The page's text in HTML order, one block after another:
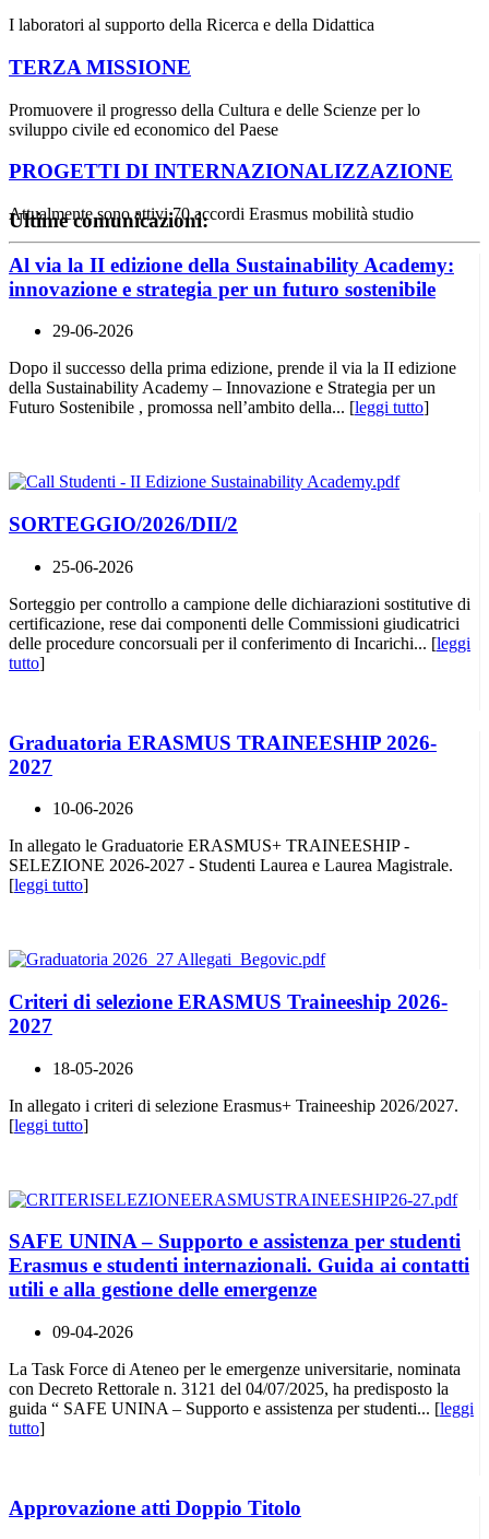
I laboratori al supporto della Ricerca e della Didattica
TERZA MISSIONE
Promuovere il progresso della Cultura e delle Scienze per lo
sviluppo civile ed economico del Paese
PROGETTI DI INTERNAZIONALIZZAZIONE
Attualmente sono attivi 70 accordi Erasmus mobilità studio
Ultime comunicazioni:
Al via la II edizione della Sustainability Academy:
innovazione e strategia per un futuro sostenibile
29-06-2026
Dopo il successo della prima edizione, prende il via la II edizione
della Sustainability Academy – Innovazione e Strategia per un
Futuro Sostenibile , promossa nell’ambito della... [leggi tutto]
SORTEGGIO/2026/DII/2
25-06-2026
Sorteggio per controllo a campione delle dichiarazioni sostitutive di
certificazione, rese dai componenti delle Commissioni giudicatrici
delle procedure concorsuali per il conferimento di Incarichi... [leggi
tutto]
Graduatoria ERASMUS TRAINEESHIP 2026-
2027
10-06-2026
In allegato le Graduatorie ERASMUS+ TRAINEESHIP -
SELEZIONE 2026-2027 - Studenti Laurea e Laurea Magistrale.
[leggi tutto]
Criteri di selezione ERASMUS Traineeship 2026-
2027
18-05-2026
In allegato i criteri di selezione Erasmus+ Traineeship 2026/2027.
[leggi tutto]
SAFE UNINA – Supporto e assistenza per studenti
Erasmus e studenti internazionali. Guida ai contatti
utili e alla gestione delle emergenze
09-04-2026
La Task Force di Ateneo per le emergenze universitarie, nominata
con Decreto Rettorale n. 3121 del 04/07/2025, ha predisposto la
guida “ SAFE UNINA – Supporto e assistenza per studenti... [leggi
tutto]
Approvazione atti Doppio Titolo